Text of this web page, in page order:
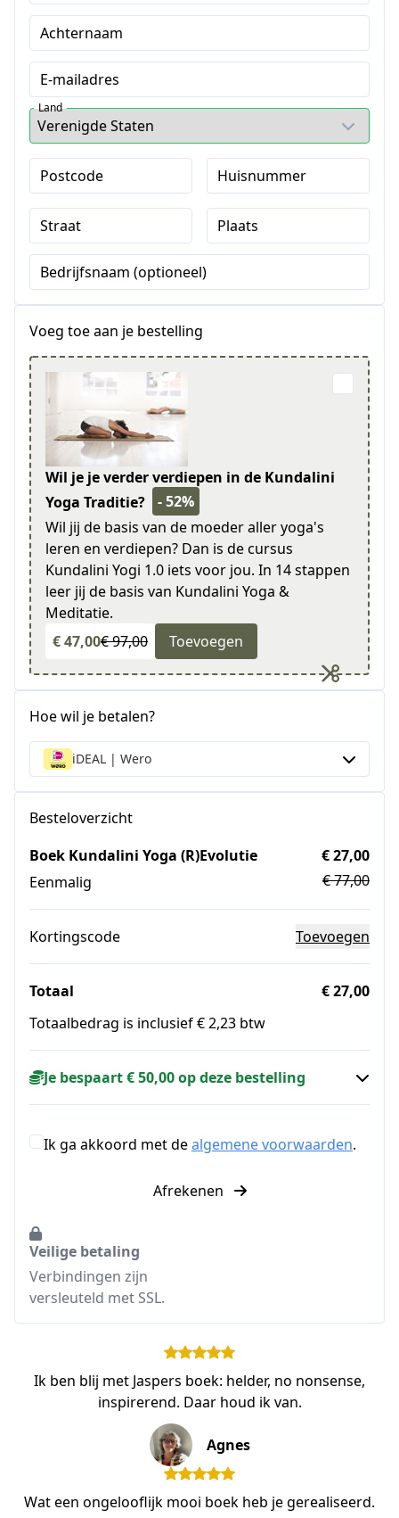
Achternaam
E-mailadres
Land
Postcode Huisnummer
Straat Plaats
Bedrijfsnaam (optioneel)
Voeg toe aan je bestelling
Wil je je verder verdiepen in de Kundalini
Yoga Traditie?
- 52%
Wil jij de basis van de moeder aller yoga's
leren en verdiepen? Dan is de cursus
Kundalini Yogi 1.0 iets voor jou. In 14 stappen
leer jij de basis van Kundalini Yoga &
Meditatie.
€ 47,00€ 97,00 Toevoegen
Hoe wil je betalen?
iDEAL | Wero
Besteloverzicht
Boek Kundalini Yoga (R)Evolutie
Eenmalig
€ 27,00
€ 77,00
Kortingscode Toevoegen
Totaal
€ 27,00
Totaalbedrag is inclusief € 2,23 btw
Je bespaart € 50,00 op deze bestelling
Ik ga akkoord met dealgemene voorwaarden.
Afrekenen
Veilige betaling
Verbindingen zijn
versleuteld met SSL.
Ik ben blij met Jaspers boek: helder, no nonsense,
inspirerend. Daar houd ik van.
Agnes
Wat een ongelooflijk mooi boek heb je gerealiseerd.